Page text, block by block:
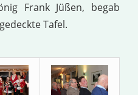
Frank Jüßen, begab
Tafel.